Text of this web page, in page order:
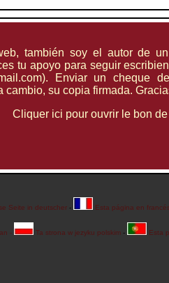
también soy el autor de
tu apoyo para seguir
Enviar un cheque
cambio, su copia firmada.
Cliquer ici pour ouvrir le bon
Seite in deutscher - Esta página en francés
- Ta strona w jezyku polskim - Esta